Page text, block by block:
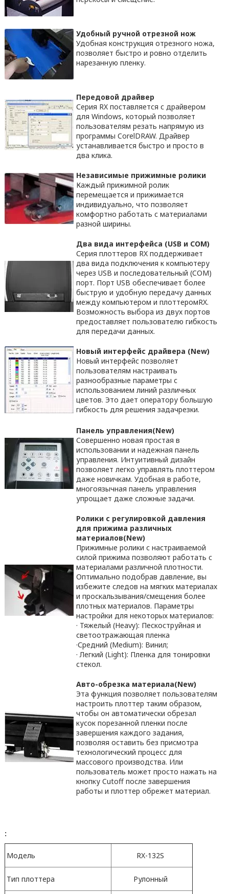
Удобный ручной отрезной нож
Удобная конструкция отрезного ножа,
позволяет быстро и ровно отделить
нарезанную пленку.
Передовой драйвер
Серия RX поставляется с драйвером
для Windows, который позволяет
пользователям резать напрямую из
программы CorelDRAW. Драйвер
устанавливается быстро и просто в
два клика.
Независимые прижимные ролики
Каждый прижимной ролик
перемещается и прижимается
индивидуально, что позволяет
комфортно работать с материалами
разной ширины.
Два вида интерфейса (USB и COM)
Серия плоттеров RX поддерживает
два вида подключения к компьютеру
через USB и последовательный (COM)
порт. Порт USB обеспечивает более
быструю и удобную передачу данных
между компьютером и плоттеромRX.
Возможность выбора из двух портов
предоставляет пользователю гибкость
для передачи данных.
Новый интерфейс драйвера (New)
Новый интерфейс позволяет
пользователям настраивать
разнообразные параметры с
использованием линий различных
цветов. Это дает оператору большую
гибкость для решения задачрезки.
Панель управления(New)
Совершенно новая простая в
использовании и надежная панель
управления. Интуитивный дизайн
позволяет легко управлять плоттером
даже новичкам. Удобная в работе,
многоязычная панель управления
упрощает даже сложные задачи.
Ролики с регулировкой давления
для прижима различных
материалов(New)
Прижимные ролики с настраиваемой
силой прижима позволяют работать с
материалами различной плотности.
Оптимально подобрав давление, вы
избежите следов на мягких материалах
и проскальзывания/смещения более
плотных материалов. Параметры
настройки для некоторых материалов:
· Тяжелый (Heavy): Пескоструйная и
светоотражающая пленка
·Средний (Medium): Винил;
· Легкий (Light): Пленка для тонировки
стекол.
Авто-обрезка материала(New)
Эта функция позволяет пользователям
настроить плоттер таким образом,
чтобы он автоматически обрезал
кусок порезанной пленки после
завершения каждого задания,
позволяя оставить без присмотра
технологический процесс для
массового производства. Или
пользователь может просто нажать на
кнопку Cutoff после завершения
работы и плоттер обрежет материал.
:
Модель RX-132S
Тип плоттера Рулонный